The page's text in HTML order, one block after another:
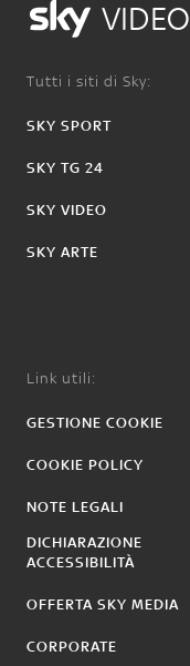
VIDEO
Tutti i siti di Sky:
SKY SPORT
SKY TG 24
SKY VIDEO
SKY ARTE
Link utili:
GESTIONE COOKIE
COOKIE POLICY
NOTE LEGALI
DICHIARAZIONE
ACCESSIBILITÀ
OFFERTA SKY MEDIA
CORPORATE